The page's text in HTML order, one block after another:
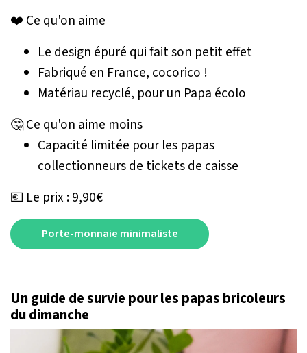
❤️ Ce qu'on aime
Le design épuré qui fait son petit effet
Fabriqué en France, cocorico !
Matériau recyclé, pour un Papa écolo
🤔 Ce qu'on aime moins
Capacité limitée pour les papas
collectionneurs de tickets de caisse
💶 Le prix : 9,90€
Porte-monnaie minimaliste
Un guide de survie pour les papas bricoleurs
du dimanche